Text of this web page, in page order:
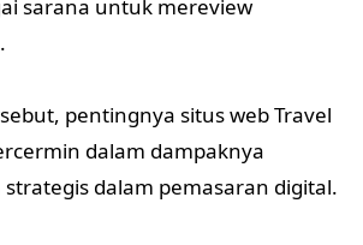
sarana untuk mereview
pentingnya situs web Travel
dalam dampaknya
dalam pemasaran digital.